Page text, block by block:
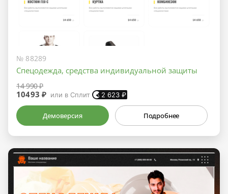
№ 88289
Спецодежда, средства индивидуальной защиты
14 990 ₽
10493 ₽ или в Сплит 2 623 ₽
Демоверсия Подробнее